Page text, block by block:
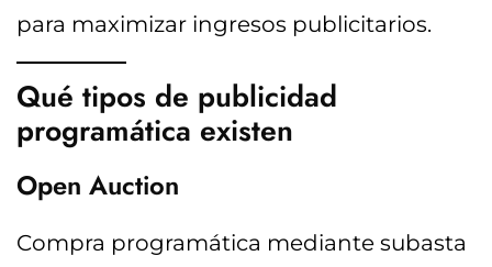
para maximizar ingresos publicitarios.
Qué tipos de publicidad
programática existen
Open Auction
Compra programática mediante subasta